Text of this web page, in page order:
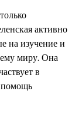
активно
на изучение и
миру. Она
в
помощь